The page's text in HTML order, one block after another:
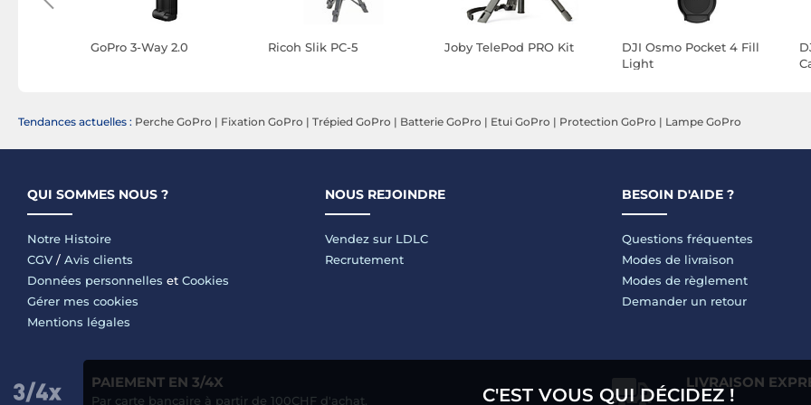
GoPro 3-Way 2.0 Ricoh Slik PC-5 Joby TelePod PRO Kit
DJI Osmo Pocket 4 Fill
Light
Tendances actuelles : Perche GoPro | Fixation GoPro | Trépied GoPro | Batterie GoPro | Etui GoPro | Protection GoPro | Lampe GoPro
QUI SOMMES NOUS ?
Notre Histoire
CGV / Avis clients
Données personnelles et Cookies
Gérer mes cookies
Mentions légales
NOUS REJOINDRE
Vendez sur LDLC
Recrutement
BESOIN D'AIDE ?
Questions fréquentes
Modes de livraison
Modes de règlement
Demander un retour
PAIEMENT EN 3/4X
Par carte bancaire à partir de 100CHF d'achat.
LIVRAISON
C'EST VOUS QUI DÉCIDEZ !